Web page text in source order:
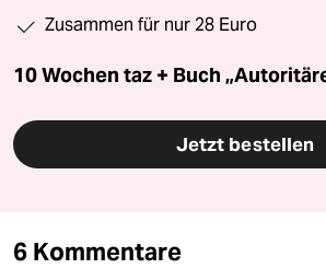
Zusammen für nur 28 Euro
10 Wochen taz + Buch
Jetzt bestellen
6 Kommentare